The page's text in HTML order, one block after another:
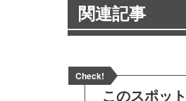
関連記事
Check!
このスポッ